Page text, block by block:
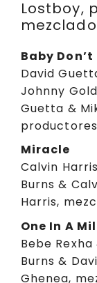
Lostboy,
Baby
David
Johnny
Guetta &
Miracle
Calvin
Burns &
Harris,
One In A
Bebe
Burns &
Ghenea,